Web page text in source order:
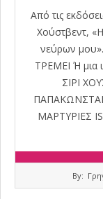
Από τις
Χούστβεντ,
νεύρων
ΤΡΕΜΕΙ Ή μια
ΣΙΡΙ
ΜΑΡΤΥΡΙΕΣ
By: